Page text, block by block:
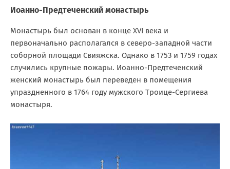
Иоанно-Предтеченский монастырь
Монастырь был основан в конце XVI века и
первоначально располагался в северо-западной части
соборной площади Свияжска. Однако в 1753 и 1759 годах
случились крупные пожары. Иоанно-Предтеченский
женский монастырь был переведен в помещения
упраздненного в 1764 году мужского Троице-Сергиева
монастыря.